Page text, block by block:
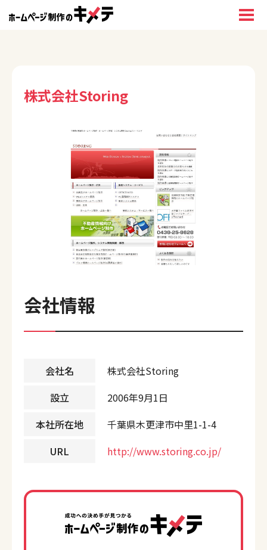
株式会社Storing
会社情報
会社名
株式会社Storing
設立
2006年9月1日
本社所在地
千葉県木更津市中里1-1-4
URL
http://www.storing.co.jp/